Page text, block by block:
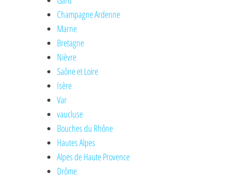
Champagne Ardenne
Marne
Bretagne
Nièvre
Saône et Loire
Isère
Var
vaucluse
Bouches du Rhône
Hautes Alpes
Alpes de Haute Provence
Drôme